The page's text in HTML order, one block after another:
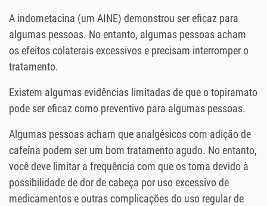
A indometacina (um AINE) demonstrou ser eficaz para
algumas pessoas. No entanto, algumas pessoas acham
os efeitos colaterais excessivos e precisam interromper o
tratamento.
Existem algumas evidências limitadas de que o topiramato
pode ser eficaz como preventivo para algumas pessoas.
Algumas pessoas acham que analgésicos com adição de
cafeína podem ser um bom tratamento agudo. No entanto,
você deve limitar a frequência com que os toma devido à
possibilidade de dor de cabeça por uso excessivo de
medicamentos e outras complicações do uso regular de